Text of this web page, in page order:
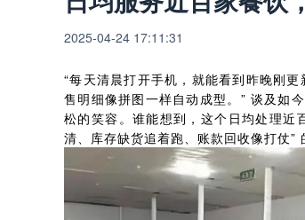
2025-04-24 17:11:31
“每天清晨打开手机，就能看到昨晚刚
售明细像拼图一样自动成型。” 谈及如
松的笑容。谁能想到，这个日均处理
清、库存缺货追着跑、账款回收像打仗”